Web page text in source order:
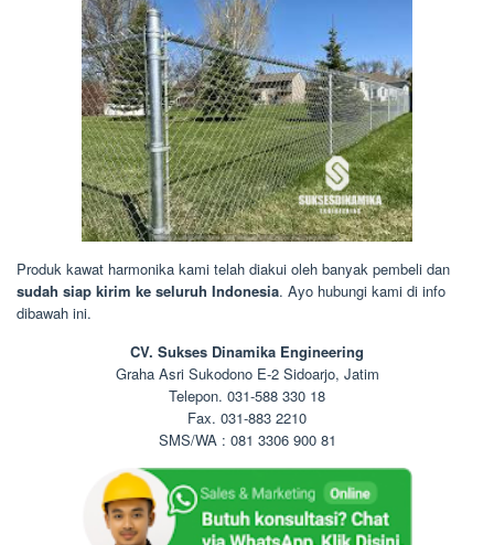
Produk kawat harmonika kami telah diakui oleh banyak pembeli dan
sudah siap kirim ke seluruh Indonesia. Ayo hubungi kami di info
dibawah ini.
CV. Sukses Dinamika Engineering
Graha Asri Sukodono E-2 Sidoarjo, Jatim
Telepon. 031-588 330 18
Fax. 031-883 2210
SMS/WA : 081 3306 900 81